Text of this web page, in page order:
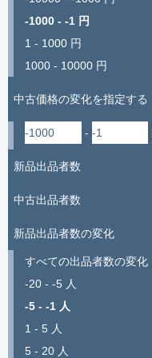
-1000 - -1 円
1 - 1000 円
1000 - 10000 円
中古価格の変化を指定する
-
新品出品者数
中古出品者数
新品出品者数の変化
すべての出品者数の変化
-20 - -5 人
-5 - -1 人
1 - 5 人
5 - 20 人